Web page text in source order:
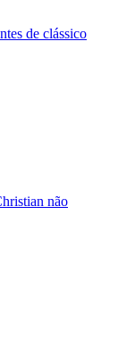
de clássico
não